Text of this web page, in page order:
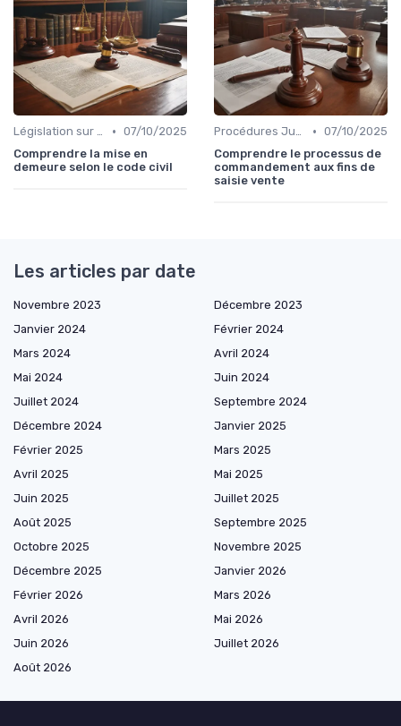
Législation sur le Recouvrement de Créances • 07/10/2025
Comprendre la mise en
demeure selon le code civil
Procédures Judiciaires et Contentieuses • 07/10/2025
Comprendre le processus de
commandement aux fins de
saisie vente
Les articles par date
Novembre 2023
Décembre 2023
Janvier 2024
Février 2024
Mars 2024
Avril 2024
Mai 2024
Juin 2024
Juillet 2024
Septembre 2024
Décembre 2024
Janvier 2025
Février 2025
Mars 2025
Avril 2025
Mai 2025
Juin 2025
Juillet 2025
Août 2025
Septembre 2025
Octobre 2025
Novembre 2025
Décembre 2025
Janvier 2026
Février 2026
Mars 2026
Avril 2026
Mai 2026
Juin 2026
Juillet 2026
Août 2026